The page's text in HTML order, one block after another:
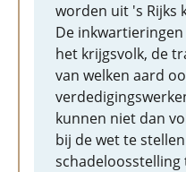
worden uit 's Rijks
De
het krijgsvolk, de
van welken aard
kunnen niet dan
bij de wet te
schadeloosstelling